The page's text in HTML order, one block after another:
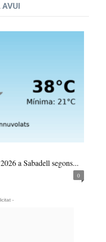
AVUI
a Sabadell segons...
0
-